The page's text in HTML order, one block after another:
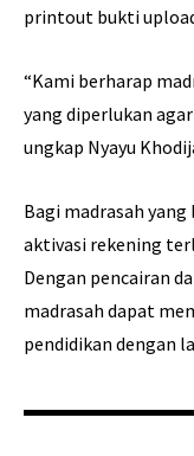
printout bukti
“Kami berharap
yang diperlukan
ungkap Nyayu
Bagi madrasah
aktivasi rekening
Dengan pencairan
madrasah dapat
pendidikan dengan